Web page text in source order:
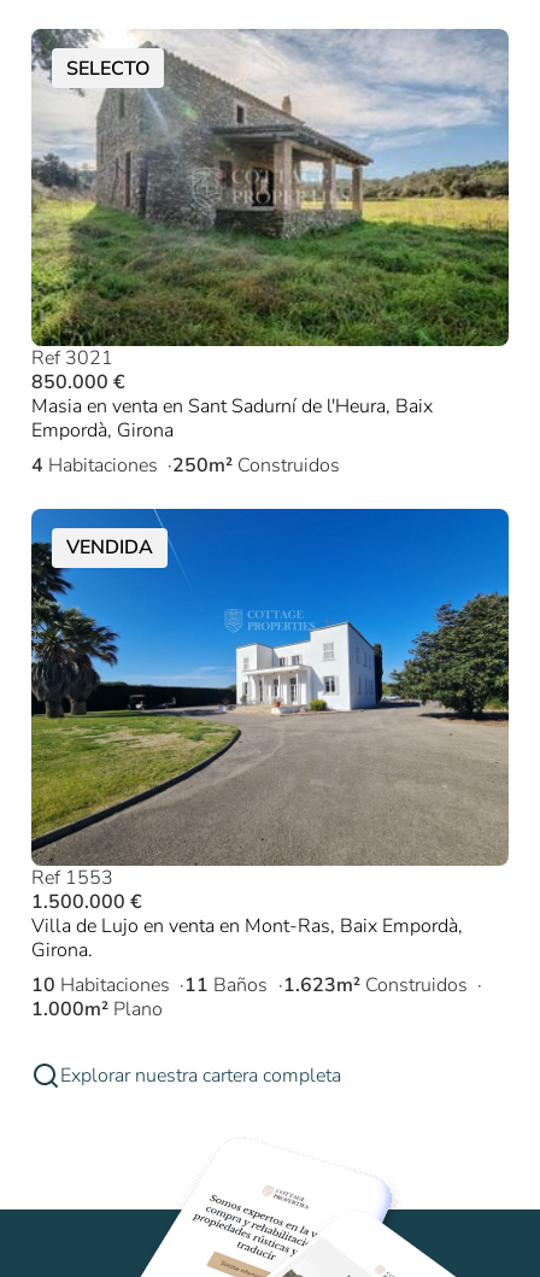
SELECTO
Ref 3021
850.000 €
Masia en venta en Sant Sadurní de l'Heura, Baix
Empordà, Girona
4 Habitaciones 250m² Construidos
VENDIDA
Ref 1553
1.500.000 €
Villa de Lujo en venta en Mont-Ras, Baix Empordà,
Girona.
10 Habitaciones 11 Baños 1.623m² Construidos
1.000m² Plano
Explorar nuestra cartera completa